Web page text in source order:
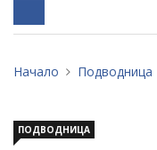
Начало Подводница
ПОДВОДНИЦА